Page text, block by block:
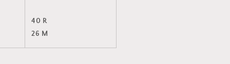
40 R
26 M